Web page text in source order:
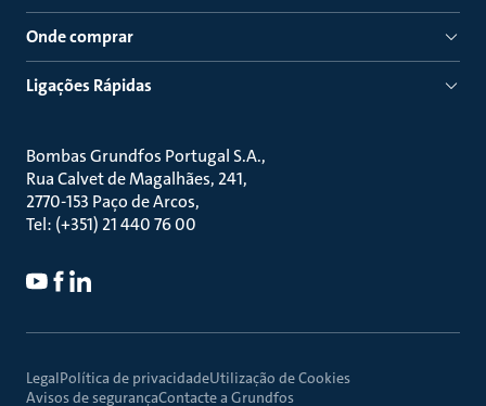
Onde comprar
Ligações Rápidas
Bombas Grundfos Portugal S.A.
Rua Calvet de Magalhães, 241
2770-153 Paço de Arcos
Tel: (+351) 21 440 76 00
LegalPolítica de privacidadeUtilização de Cookies
Avisos de segurançaContacte a Grundfos